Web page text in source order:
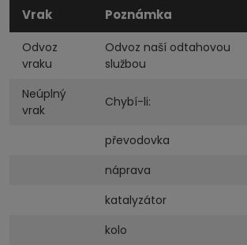
Vrak Poznámka
Odvoz
vraku
Odvoz naší odtahovou
službou
Neúplný
vrak
Chybí-li:
převodovka
náprava
katalyzátor
kolo